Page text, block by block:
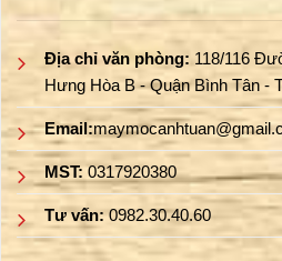
Địa chỉ văn phòng: 118/116
Hưng Hòa B - Quận Bình Tân -
Email:
MST:0317920380
Tư vấn:0982.30.40.60